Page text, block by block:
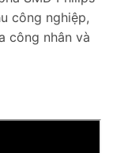
công nghiệp,
công nhân và